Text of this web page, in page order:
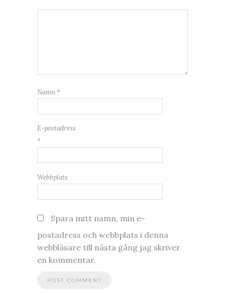
Namn *
E-postadress
*
Webbplats
Spara mitt namn, min e-
postadress och webbplats i denna
webbläsare till nästa gång jag skriver
en kommentar.